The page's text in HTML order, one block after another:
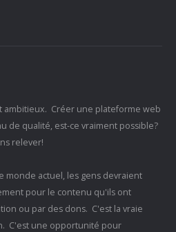
ambitieux. Créer une plateforme web
de qualité, est-ce vraiment possible?
relever!
monde actuel, les gens devraient
pour le contenu qu'ils ont
ou par des dons. C'est la vraie
C'est une opportunité pour